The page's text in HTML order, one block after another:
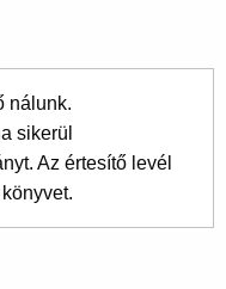
nálunk.
sikerül
Az értesítő levél